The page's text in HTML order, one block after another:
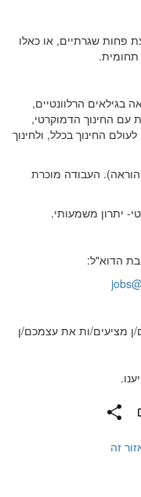
פחות שגרתיים, או כאלו
בגילאים הרלוונטיים,
עם החינוך הדמוקרטי,
החינוך בכלל, ולחינוך
העבודה מוכרת
יתרון משמעותי.
הדוא"ל:
ן מציעים/ות את עצמכם/ן
זה